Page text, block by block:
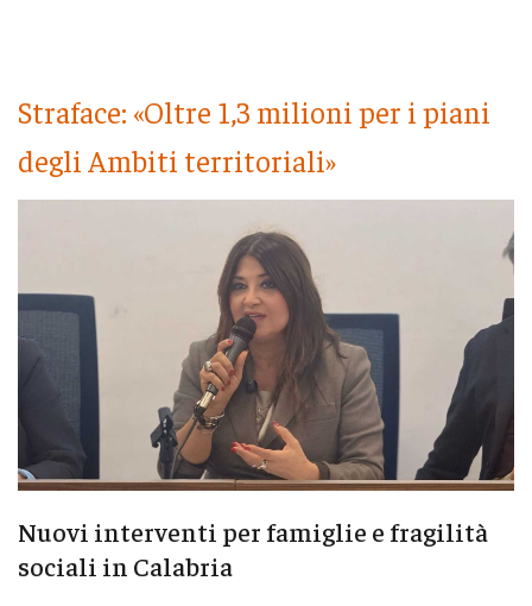
Straface: «Oltre 1,3 milioni per i piani
degli Ambiti territoriali»
Nuovi interventi per famiglie e fragilità
sociali in Calabria